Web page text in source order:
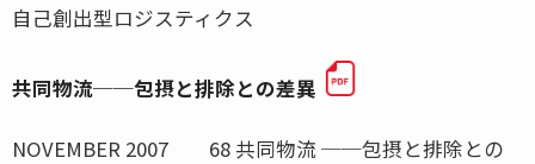
自己創出型ロジスティクス
共同物流──包摂と排除との差異
NOVEMBER 2007 68 共同物流 ──包摂と排除との